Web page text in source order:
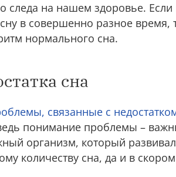
следа на нашем здоровье.
в совершенно разное время,
нормального сна.
сна
связанные с
понимание проблемы –
организм, который
количеству сна, да и в